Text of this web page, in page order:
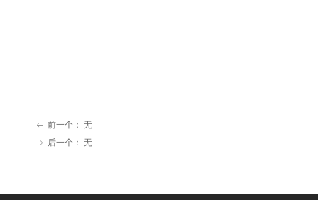
ꂃ 前一个： 无
ꁹ 后一个： 无